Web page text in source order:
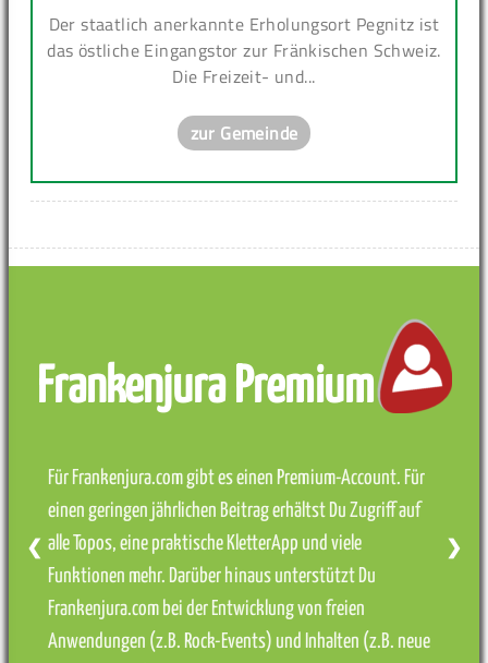
Der staatlich anerkannte Erholungsort Pegnitz ist
das östliche Eingangstor zur Fränkischen Schweiz.
Die Freizeit- und...
zur Gemeinde
Frankenjura Premium
Für Frankenjura.com gibt es einen Premium-Account. Für
einen geringen jährlichen Beitrag erhältst Du Zugriff auf
alle Topos, eine praktische KletterApp und viele
Funktionen mehr. Darüber hinaus unterstützt Du
Frankenjura.com bei der Entwicklung von freien
Anwendungen (z.B. Rock-Events) und Inhalten (z.B. neue
❮ ❯